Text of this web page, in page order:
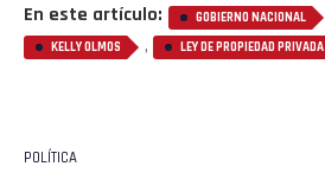
En este artículo: GOBIERNO NACIONAL
KELLY OLMOS , LEY DE PROPIEDAD PRIVADA
POLÍTICA